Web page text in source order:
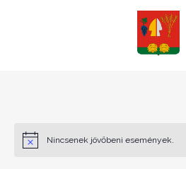
Nincsenek jövőbeni események.